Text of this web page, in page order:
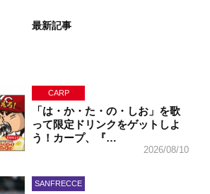
最新記事
CARP
「は・か・た・の・しお」を歌
って限定ドリンクをゲットしよ
う！カープ、『…
2026/08/10
SANFRECCE